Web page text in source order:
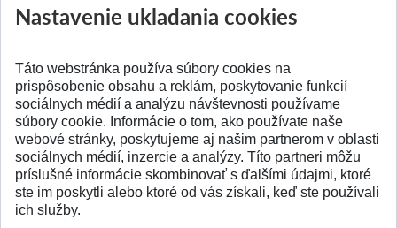
Publikované 31.07.2026 Publikované
SPÄŤ NA VRCH
Nastavenie ukladania cookies
Táto webstránka používa súbory cookies na
prispôsobenie obsahu a reklám, poskytovanie funkcií
sociálnych médií a analýzu návštevnosti používame
súbory cookie. Informácie o tom, ako používate naše
webové stránky, poskytujeme aj našim partnerom v oblasti
sociálnych médií, inzercie a analýzy. Títo partneri môžu
príslušné informácie skombinovať s ďalšími údajmi, ktoré
ste im poskytli alebo ktoré od vás získali, keď ste používali
ich služby.